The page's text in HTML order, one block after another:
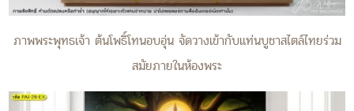
ภาพพระพุทธเจ้า ต้นโพธิ์โทนอบอุ่น จัดวางเข้ากับแท่นบูชาสไตล์ไทยร่วม
สมัยภายในห้องพระ